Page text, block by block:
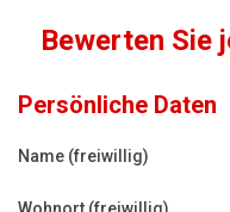
Über
Bewerten Sie
Persönliche Daten
Name (freiwillig)